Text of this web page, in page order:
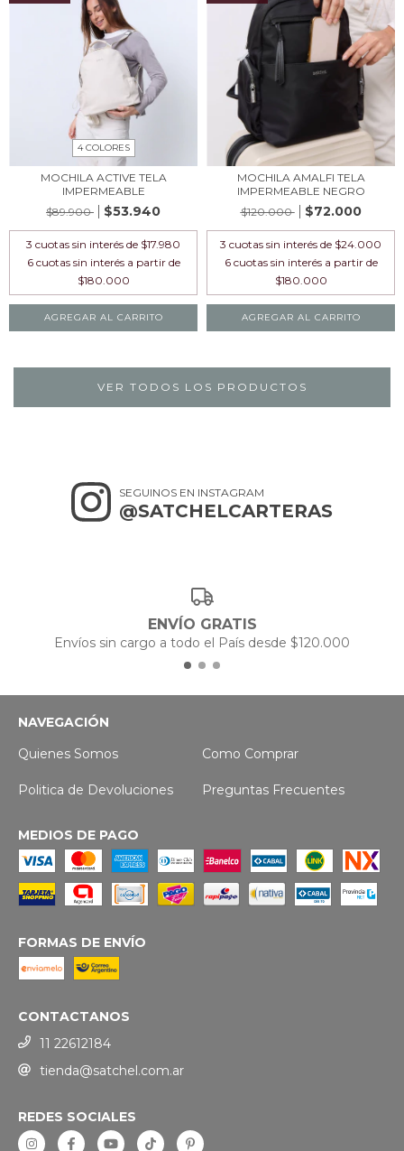
4 COLORES
MOCHILA ACTIVE TELA
IMPERMEABLE
$89.900
$53.940
3 cuotas sin interés de $17.980
AGREGAR AL CARRITO
MOCHILA AMALFI TELA
IMPERMEABLE NEGRO
$120.000
$72.000
3 cuotas sin interés de $24.000
AGREGAR AL CARRITO
VER TODOS LOS PRODUCTOS
SEGUINOS EN INSTAGRAM
@SATCHELCARTERAS
ENVÍO GRATIS
Envíos sin cargo a todo el País desde $120.000
NAVEGACIÓN
Quienes Somos
Como Comprar
Politica de Devoluciones Preguntas Frecuentes
MEDIOS DE PAGO
FORMAS DE ENVÍO
CONTACTANOS
11 22612184
tienda@satchel.com.ar
REDES SOCIALES